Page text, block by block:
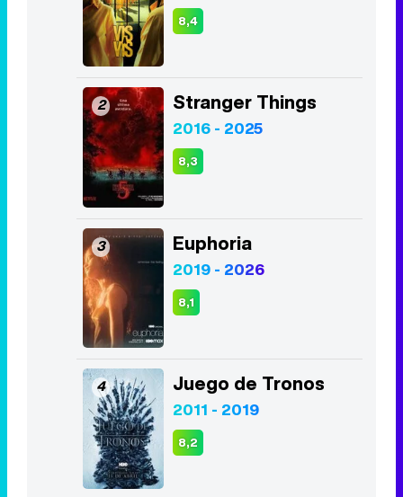
8,4
2 Stranger Things
2016 - 2025
8,3
3 Euphoria
2019 - 2026
8,1
4 Juego de Tronos
2011 - 2019
8,2